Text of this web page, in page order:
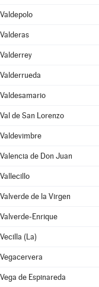
Valdepolo
Valderas
Valderrey
Valderrueda
Valdesamario
Val de San Lorenzo
Valdevimbre
Valencia de Don Juan
Vallecillo
Valverde de la Virgen
Valverde-Enrique
Vecilla (La)
Vegacervera
Vega de Espinareda